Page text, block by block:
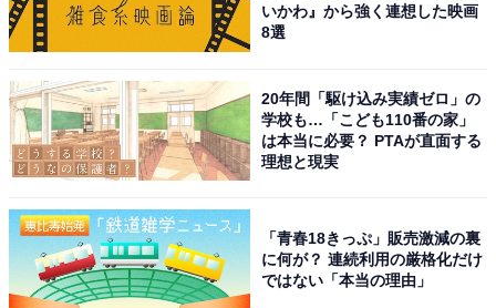
もしれない。
ちなみに、17年の3位はネイマール（ブラジル）だ。言
うまでもなく、ブラジルは優勝候補の一角である。
いかわ』から強く連想した映画
8選
20年間「駆け込み実績ゼロ」の
学校も…「こども110番の家」
は本当に必要？ PTAが直面する
理想と現実
「青春18きっぷ」販売激減の裏
に何が？ 連続利用の厳格化だけ
ではない「本当の理由」